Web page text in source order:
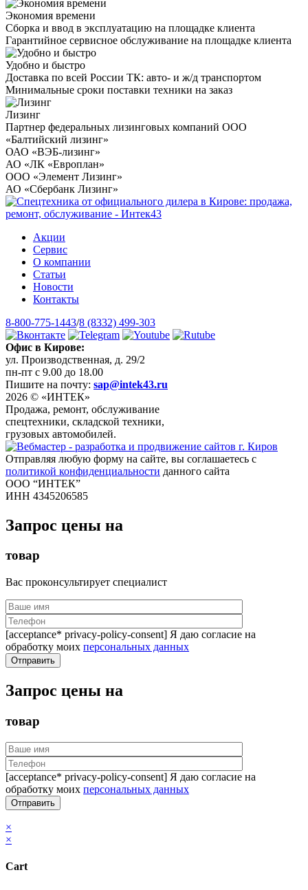
Экономия времени
Сборка и ввод в эксплуатацию на площадке клиента
Гарантийное сервисное обслуживание на площадке клиента
Удобно и быстро
Доставка по всей России ТК: авто- и ж/д транспортом
Минимальные сроки поставки техники на заказ
Лизинг
Партнер федеральных лизинговых компаний ООО
«Балтийский лизинг»
ОАО «ВЭБ-лизинг»
АО «ЛК «Европлан»
ООО «Элемент Лизинг»
АО «Сбербанк Лизинг»
Акции
Сервис
О компании
Статьи
Новости
Контакты
8-800-775-1443/8 (8332) 499-303
Офис в Кирове:
ул. Производственная, д. 29/2
пн-пт с 9.00 до 18.00
Пишите на почту: sap@intek43.ru
2026 © «ИНТЕК»
Продажа, ремонт, обслуживание
спецтехники, складской техники,
грузовых автомобилей.
Отправляя любую форму на сайте, вы соглашаетесь с
политикой конфиденциальности данного сайта
ООО “ИНТЕК”
ИНН 4345206585
Запрос цены на
товар
Вас проконсультирует специалист
[acceptance* privacy-policy-consent] Я даю согласие на
обработку моих персональных данных
Запрос цены на
товар
[acceptance* privacy-policy-consent] Я даю согласие на
обработку моих персональных данных
×
×
Cart